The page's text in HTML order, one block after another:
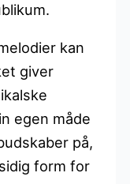
kan
giver
egen måde
på,
form for